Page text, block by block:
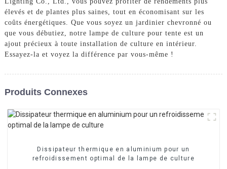
élevés et de plantes plus saines, tout en économisant sur les
coûts énergétiques. Que vous soyez un jardinier chevronné ou
que vous débutiez, notre lampe de culture pour tente est un
ajout précieux à toute installation de culture en intérieur.
Essayez-la et voyez la différence par vous-même !
Produits Connexes
Dissipateur thermique en aluminium pour un
refroidissement optimal de la lampe de culture